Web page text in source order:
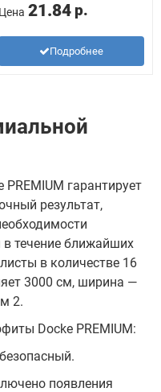
Цена 21.84 р.
Подробнее
гарантирует
результат,
течение ближайших
в количестве 16
3000 см, ширина —
2.
Docke PREMIUM:
появления